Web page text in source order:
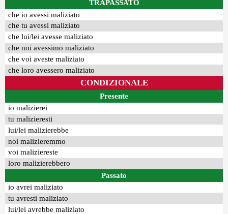
TRAPASSATO
che io avessi maliziato
che tu avessi maliziato
che lui/lei avesse maliziato
che noi avessimo maliziato
che voi aveste maliziato
che loro avessero maliziato
CONDIZIONALE
Presente
io malizierei
tu malizieresti
lui/lei malizierebbe
noi malizieremmo
voi maliziereste
loro malizierebbero
Passato
io avrei maliziato
tu avresti maliziato
lui/lei avrebbe maliziato